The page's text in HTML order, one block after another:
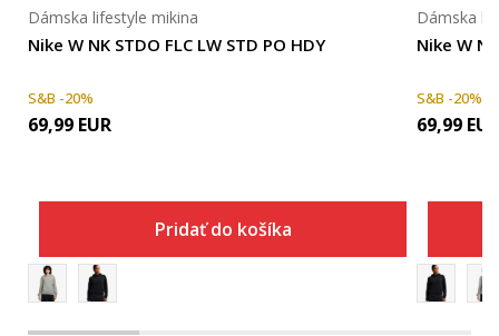
Nike W NK STDO FLC LW STD PO HDY
Dámska lifestyle mikina
S&B -20%
69,99 EUR
Pridať do košíka
Nike W
Dámska
S&B -20%
69,99 EUR